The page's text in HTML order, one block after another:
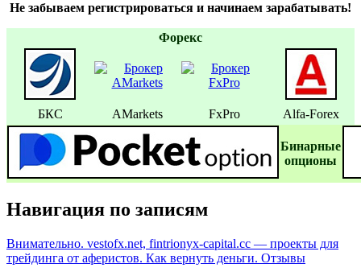
Не забываем регистрироваться и начинаем зарабатывать!
Форекс
БКС AMarkets FxPro Alfa-Forex
Бинаpные
oпционы
Навигация по записям
Внимательно. vestofx.net, fintrionyx-capital.cc — проекты для
трейдинга от аферистов. Как вернуть деньги. Отзывы